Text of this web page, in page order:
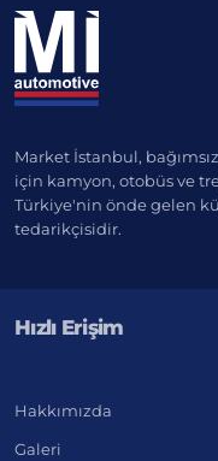
Market İstanbul,
için kamyon, otobüs ve
Türkiye'nin önde gelen
tedarikçisidir.
Hızlı Erişim
Hakkımızda
Galeri